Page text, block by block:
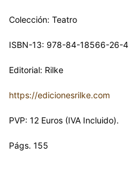
Colección: Teatro
ISBN-13: 978-84-18566-26-4
Editorial: Rilke
https://edicionesrilke.com
PVP: 12 Euros (IVA Incluido).
Págs. 155